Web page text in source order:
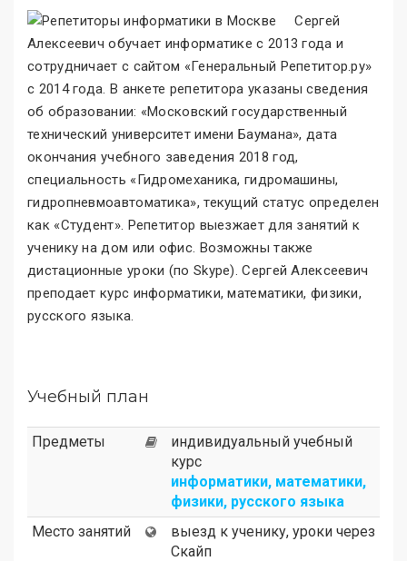
Сергей
Алексеевич обучает информатике с 2013 года и
сотрудничает с сайтом «Генеральный Репетитор.ру»
с 2014 года. В анкете репетитора указаны сведения
об образовании: «Московский государственный
технический университет имени Баумана», дата
окончания учебного заведения 2018 год,
специальность «Гидромеханика, гидромашины,
гидропневмоавтоматика», текущий статус определен
как «Студент». Репетитор выезжает для занятий к
ученику на дом или офис. Возможны также
дистационные уроки (по Skype). Сергей Алексеевич
преподает курс информатики, математики, физики,
русского языка.
Учебный план
Предметы
индивидуальный учебный
курс
информатики, математики,
физики, русского языка
Место занятий
выезд к ученику, уроки через
Скайп